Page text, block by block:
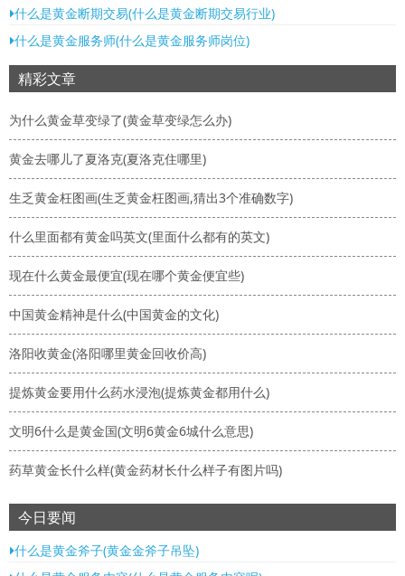
什么是黄金断期交易(什么是黄金断期交易行业)
什么是黄金服务师(什么是黄金服务师岗位)
精彩文章
为什么黄金草变绿了(黄金草变绿怎么办)
黄金去哪儿了夏洛克(夏洛克住哪里)
生乏黄金枉图画(生乏黄金枉图画,猜出3个准确数字)
什么里面都有黄金吗英文(里面什么都有的英文)
现在什么黄金最便宜(现在哪个黄金便宜些)
中国黄金精神是什么(中国黄金的文化)
洛阳收黄金(洛阳哪里黄金回收价高)
提炼黄金要用什么药水浸泡(提炼黄金都用什么)
文明6什么是黄金国(文明6黄金6城什么意思)
药草黄金长什么样(黄金药材长什么样子有图片吗)
今日要闻
什么是黄金斧子(黄金金斧子吊坠)